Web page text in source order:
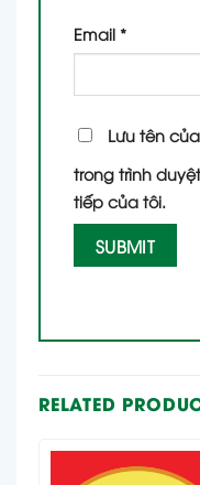
Email *
Lưu tên
trong trình
tiếp của tôi.
RELATED